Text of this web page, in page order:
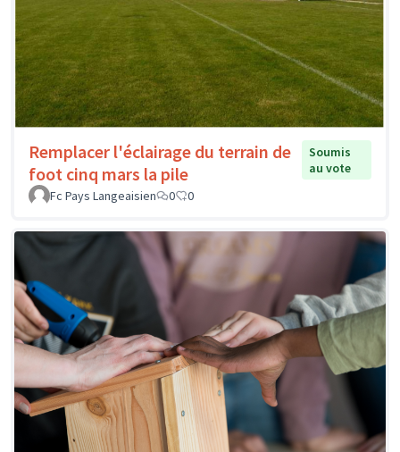
Remplacer l'éclairage du terrain de
foot cinq mars la pile
Soumis
au vote
Fc Pays Langeaisien
0 0